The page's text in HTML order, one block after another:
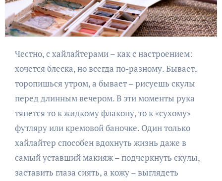
Честно, с хайлайтерами – как с настроением:
хочется блеска, но всегда по-разному. Бывает,
торопишься утром, а бывает – рисуешь скулы
перед длинным вечером. В эти моменты рука
тянется то к жидкому флакону, то к «сухому»
футляру или кремовой баночке. Один только
хайлайтер способен вдохнуть жизнь даже в
самый уставший макияж – подчеркнуть скулы,
заставить глаза сиять, а кожу – выглядеть